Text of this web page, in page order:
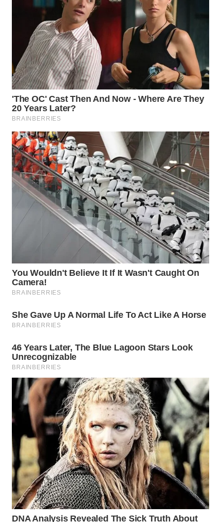
KARO
WN
SIMALUNGUN
WN
LABUHANBATU
WN
TAPANULI
TENGAH
WN DELI
SERDANG
WN
TEBING
WN
KARAWANG
WN
BEKASI
WN
BOGOR
WN
DEPOK
WN
TAPANULI
UTARA
WN
SAMOSIR
WN
PADANG